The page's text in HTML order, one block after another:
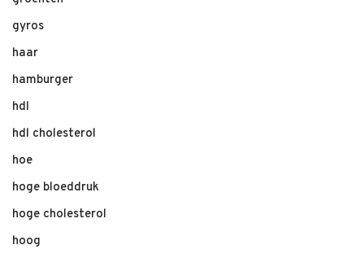
gyros
haar
hamburger
hdl
hdl cholesterol
hoe
hoge bloeddruk
hoge cholesterol
hoog